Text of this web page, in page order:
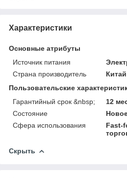
Характеристики
Основные атрибуты
Источник питания
Страна производитель
Китай
Пользовательские
Гарантийный срок &nbsp;
12
Состояние
Сфера использования
Fast-
Скрыть